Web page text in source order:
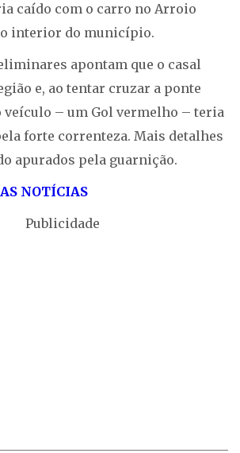
caído com o carro no Arroio
interior do município.
apontam que o casal
e, ao tentar cruzar a ponte
veículo – um Gol vermelho – teria
forte correnteza. Mais detalhes
apurados pela guarnição.
NOTÍCIAS
Publicidade